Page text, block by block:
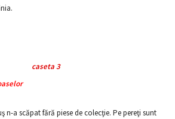
n-a scăpat fără piese de colecţie. Pe pereţi sunt